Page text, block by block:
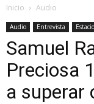
Inicio Audio
Audio Entrevista
Samuel
Preciosa
a superar